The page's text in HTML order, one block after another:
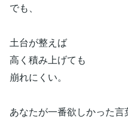
でも、
土台が整えば
高く積み上げても
崩れにくい。
あなたが一番欲しかった言